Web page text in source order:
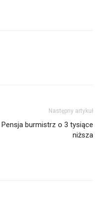
Następny artykuł
Pensja burmistrz o 3 tysiące
niższa